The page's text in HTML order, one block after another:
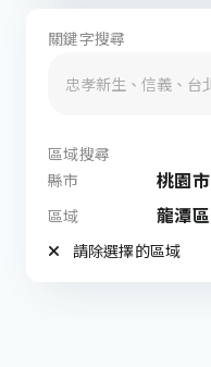
關鍵字搜尋
區域搜尋
縣市
桃園市
區域 龍潭區
請除選擇的區域